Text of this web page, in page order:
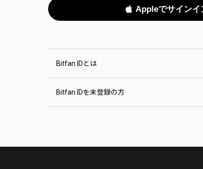
Appleでサインイ
Bitfan IDとは
Bitfan IDを未登録の方